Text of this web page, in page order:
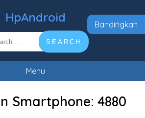
HpAndroid
SEARCH
Menu
Smartphone: 4880
Bandingkan